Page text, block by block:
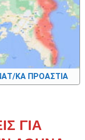
ΚΑ ΠΡΟΑΣΤΙΑ
ΓΙΑ